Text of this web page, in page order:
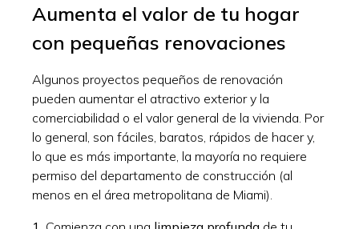
Aumenta el valor de tu hogar
con pequeñas renovaciones
Algunos proyectos pequeños de renovación
pueden aumentar el atractivo exterior y la
comerciabilidad o el valor general de la vivienda. Por
lo general, son fáciles, baratos, rápidos de hacer y,
lo que es más importante, la mayoría no requiere
permiso del departamento de construcción (al
menos en el área metropolitana de Miami).